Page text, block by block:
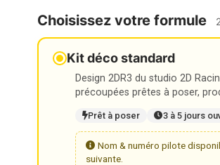
Choisissez votre formule
Kit déco standard
Design 2DR3 du studio 2D
précoupées prêtes à poser,
Prêt à poser 3 à 5 jours
Nom & numéro pilote
suivante.